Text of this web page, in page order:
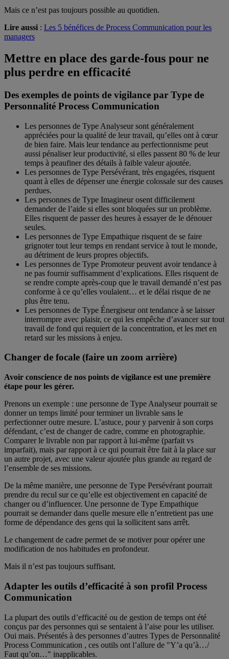
Mais ce n’est pas toujours possible au quotidien.
Lire aussi : Les 5 bénéfices de Process Communication pour les
managers
Mettre en place des garde-fous pour ne
plus perdre en efficacité
Des exemples de points de vigilance par Type de
Personnalité Process Communication
Les personnes de Type Analyseur sont généralement
appréciées pour la qualité de leur travail, qu’elles ont à cœur
de bien faire. Mais leur tendance au perfectionnisme peut
aussi pénaliser leur productivité, si elles passent 80 % de leur
temps à peaufiner des détails à faible valeur ajoutée.
Les personnes de Type Persévérant, très engagées, risquent
quant à elles de dépenser une énergie colossale sur des causes
perdues.
Les personnes de Type Imagineur osent difficilement
demander de l’aide si elles sont bloquées sur un problème.
Elles risquent de passer des heures à essayer de le dénouer
seules.
Les personnes de Type Empathique risquent de se faire
grignoter tout leur temps en rendant service à tout le monde,
au détriment de leurs propres objectifs.
Les personnes de Type Promoteur peuvent avoir tendance à
ne pas fournir suffisamment d’explications. Elles risquent de
se rendre compte après-coup que le travail demandé n’est pas
conforme à ce qu’elles voulaient… et le délai risque de ne
plus être tenu.
Les personnes de Type Énergiseur ont tendance à se laisser
interrompre avec plaisir, ce qui les empêche d’avancer sur tout
travail de fond qui requiert de la concentration, et les met en
retard sur les missions à enjeu.
Changer de focale (faire un zoom arrière)
Avoir conscience de nos points de vigilance est une première
étape pour les gérer.
Prenons un exemple : une personne de Type Analyseur pourrait se
donner un temps limité pour terminer un livrable sans le
perfectionner outre mesure. L’astuce, pour y parvenir à son corps
défendant, c’est de changer de cadre, comme en photographie.
Comparer le livrable non par rapport à lui-même (parfait vs
imparfait), mais par rapport à ce qui pourrait être fait à la place sur
un autre projet, avec une valeur ajoutée plus grande au regard de
l’ensemble de ses missions.
De la même manière, une personne de Type Persévérant pourrait
prendre du recul sur ce qu’elle est objectivement en capacité de
changer ou d’influencer. Une personne de Type Empathique
pourrait se demander dans quelle mesure elle n’entretient pas une
forme de dépendance des gens qui la sollicitent sans arrêt.
Le changement de cadre permet de se motiver pour opérer une
modification de nos habitudes en profondeur.
Mais il n’est pas toujours suffisant.
Adapter les outils d’efficacité à son profil Process
Communication
La plupart des outils d’efficacité ou de gestion de temps ont été
conçus par des personnes qui se sentaient à l’aise pour les utiliser.
Oui mais. Présentés à des personnes d’autres Types de Personnalité
Process Communication , ces outils ont l’allure de "Y’a qu’à…/
Faut qu’on…" inapplicables.